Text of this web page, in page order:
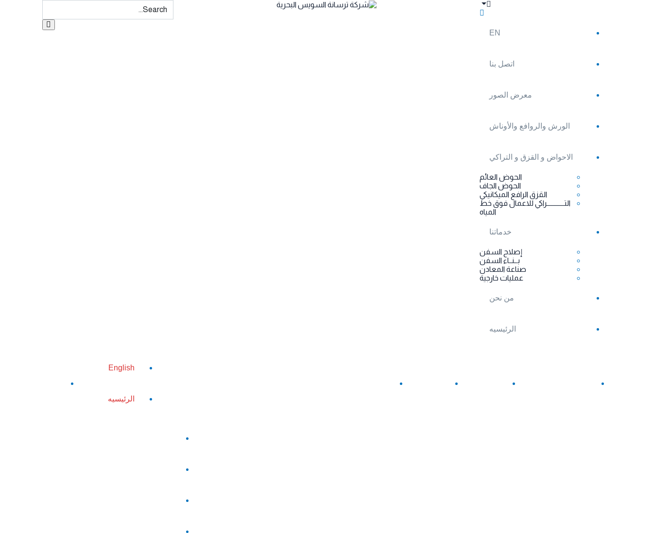
EN
اتصل بنا
معرض الصور
الورش والروافع والأوناش
الاحواض و القزق و التراكي
الحوض العائم
الحوض الجاف
القزق الرافع الميكانيكي
التــــــــــــراكي للاعمال فوق خط
المياه
خدماتنا
إصلاح السفن
بــنــاء السفن
صناعة المعادن
عمليات خارجية
من نحن
الرئيسيه
English
الرئيسيه